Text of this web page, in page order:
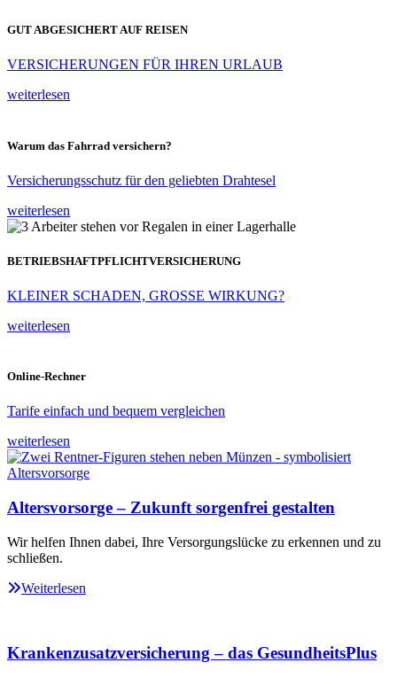
GUT ABGESICHERT AUF REISEN
VERSICHERUNGEN FÜR IHREN URLAUB
weiterlesen
Warum das Fahrrad versichern?
Versicherungsschutz für den geliebten Drahtesel
weiterlesen
BETRIEBSHAFTPFLICHTVERSICHERUNG
KLEINER SCHADEN, GROSSE WIRKUNG?
weiterlesen
Online-Rechner
Tarife einfach und bequem vergleichen
weiterlesen
Altersvorsorge – Zukunft sorgenfrei gestalten
Wir helfen Ihnen dabei, Ihre Versorgungslücke zu erkennen und zu
schließen.
Weiterlesen
Krankenzusatzversicherung – das GesundheitsPlus